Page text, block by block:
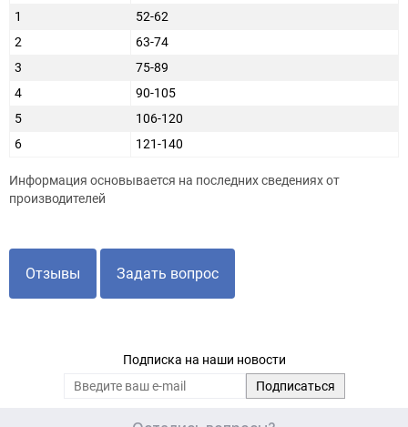
1
52-62
2
63-74
3
75-89
4
90-105
5
106-120
6
121-140
Информация основывается на последних сведениях от
производителей
Отзывы Задать вопрос
Подписка на наши новости